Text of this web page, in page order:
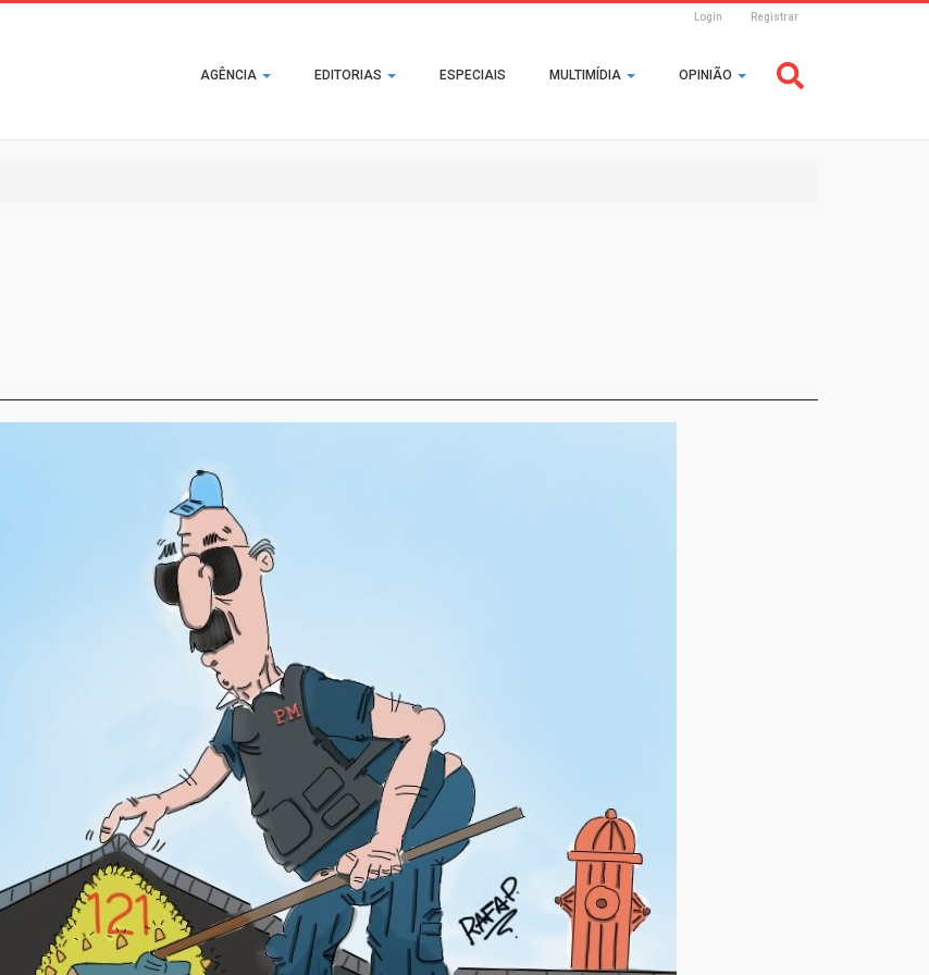
Login Registrar
Main
navigation
AGÊNCIA EDITORIAS ESPECIAIS MULTIMÍDIA OPINIÃO